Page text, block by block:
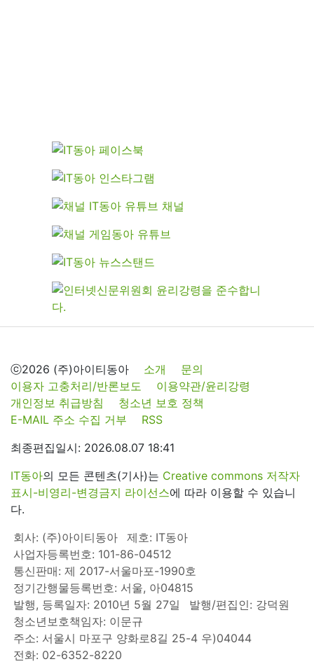
ⓒ2026 (주)아이티동아 소개
문의
이용자 고충처리/반론보도
이용약관/윤리강령
개인정보 취급방침
청소년 보호 정책
E-MAIL 주소 수집 거부
RSS
최종편집일시: 2026.08.07 18:41
IT동아의 모든 콘텐츠(기사)는 Creative commons 저작자
표시-비영리-변경금지 라이선스에 따라 이용할 수 있습니
다.
회사: (주)아이티동아
제호: IT동아
사업자등록번호: 101-86-04512
통신판매: 제 2017-서울마포-1990호
정기간행물등록번호: 서울, 아04815
발행, 등록일자: 2010년 5월 27일
발행/편집인: 강덕원
청소년보호책임자: 이문규
주소: 서울시 마포구 양화로8길 25-4 우)04044
전화: 02-6352-8220